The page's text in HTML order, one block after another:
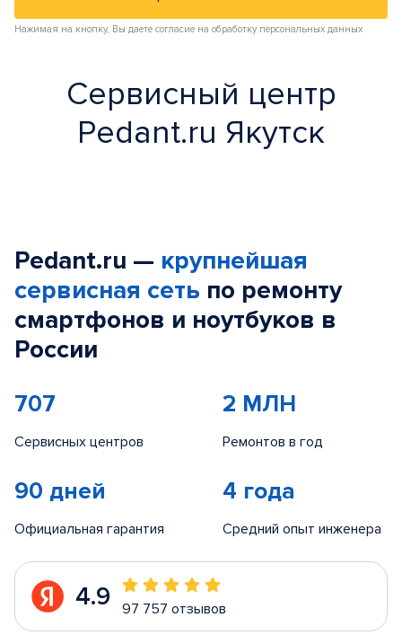
Нажимая на кнопку, Вы даете согласие на обработку персональных данных
Сервисный центр
Pedant.ru Якутск
Pedant.ru — крупнейшая
сервисная сеть по ремонту
смартфонов и ноутбуков в
России
707
Сервисных центров
2 МЛН
Ремонтов в год
90 дней
Официальная гарантия
4 года
Средний опыт инженера
4.9 97 757 отзывов